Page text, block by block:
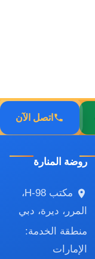
اتصل الآن
روضة المنارة
مكتب H-98،
المرر، ديرة، دبي
منطقة الخدمة:
الإمارات